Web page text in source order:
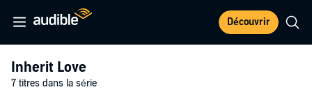
Découvrir
Inherit Love
7 titres dans la série